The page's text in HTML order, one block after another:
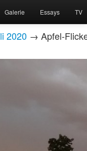
Galerie Essays TV
2020 → Apfel-